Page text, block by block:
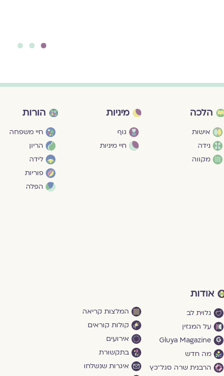
1
הלכה
אישות
נידה
מקווה
מיניות
גוף
חיי מיניות
הורות
חיי משפחה
הריון
לידה
פוריות
הפלה
אודות
גלוית לב
על המגזין
Gluya Magazine
מה חדש
הרבנית שרה סגל־כץ
המלצות קריאה
קולות קוראים
אירועים
בתקשורת
איגרות שנשלחו